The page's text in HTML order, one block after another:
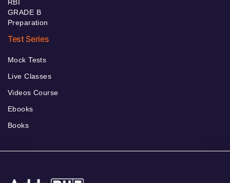
RBI
GRADE B
Preparation
Test Series
Mock Tests
Live Classes
Videos Course
Ebooks
Books